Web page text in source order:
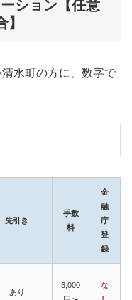
ション【任意
水町の方に、数字で
先引き
手数
料
金
融
庁
登
録
あり
3,000
な